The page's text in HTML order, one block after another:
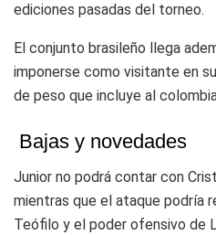
ediciones pasadas del torneo.
El conjunto brasileño llega
imponerse como visitante en
de peso que incluye al
Bajas y novedades
Junior no podrá contar con
mientras que el ataque podría
Teófilo y el poder ofensivo de